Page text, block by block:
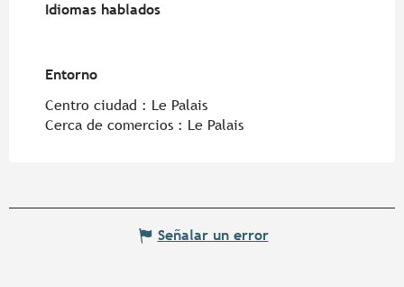
Idiomas hablados
Idiomas hablados
Entorno
Entorno
Centro ciudad : Le Palais
Cerca de comercios : Le Palais
Señalar un error